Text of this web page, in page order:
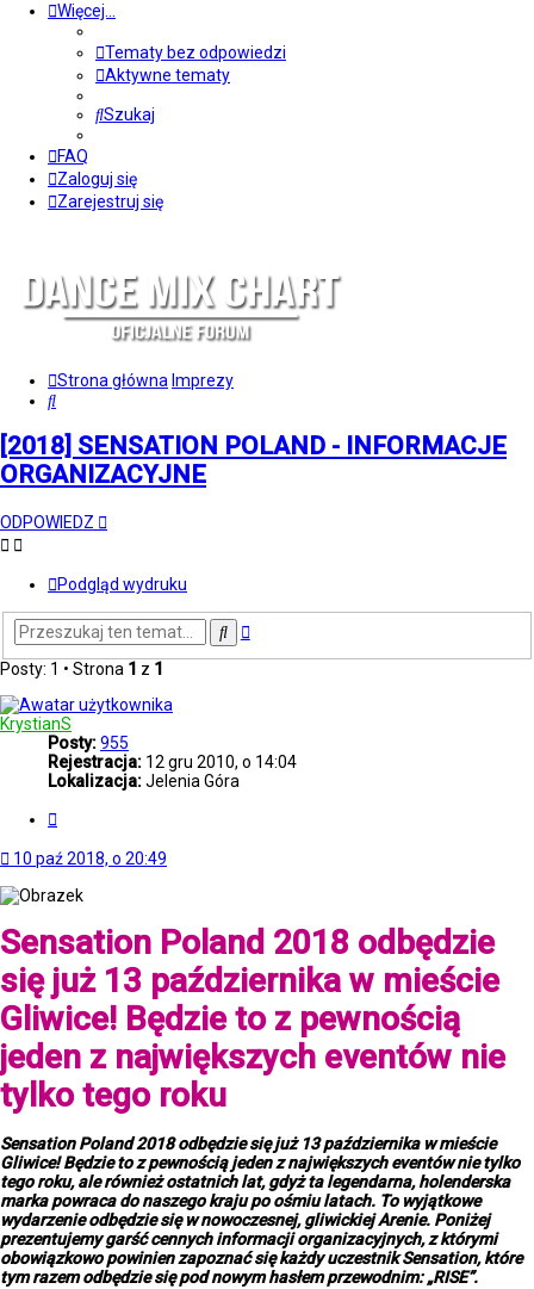
Więcej…
Tematy bez odpowiedzi
Aktywne tematy
Szukaj
FAQ
Zaloguj się
Zarejestruj się
Strona główna Imprezy
Szukaj
[2018] SENSATION POLAND - INFORMACJE
ORGANIZACYJNE
ODPOWIEDZ
Podgląd wydruku
SzukajWyszukiwanie
zaawansowane
Posty: 1 • Strona 1 z 1
KrystianS
Posty:955
Rejestracja: 12 gru 2010, o 14:04
Lokalizacja:Jelenia Góra
10 paź 2018, o 20:49
Sensation Poland 2018 odbędzie
się już 13 października w mieście
Gliwice! Będzie to z pewnością
jeden z największych eventów nie
tylko tego roku
Sensation Poland 2018 odbędzie się już 13 października w mieście
Gliwice! Będzie to z pewnością jeden z największych eventów nie tylko
tego roku, ale również ostatnich lat, gdyż ta legendarna, holenderska
marka powraca do naszego kraju po ośmiu latach. To wyjątkowe
wydarzenie odbędzie się w nowoczesnej, gliwickiej Arenie. Poniżej
prezentujemy garść cennych informacji organizacyjnych, z którymi
obowiązkowo powinien zapoznać się każdy uczestnik Sensation, które
tym razem odbędzie się pod nowym hasłem przewodnim: „RISE”.